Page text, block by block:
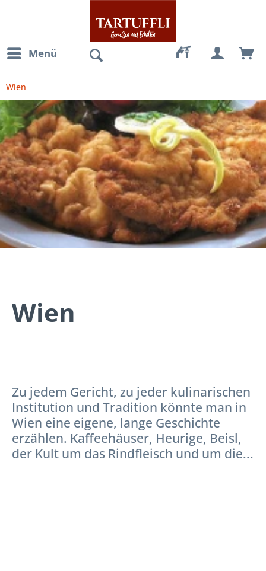
Menü
Wien
Wien
Zu jedem Gericht, zu jeder kulinarischen
Institution und Tradition könnte man in
Wien eine eigene, lange Geschichte
erzählen. Kaffeehäuser, Heurige, Beisl,
der Kult um das Rindfleisch und um die...